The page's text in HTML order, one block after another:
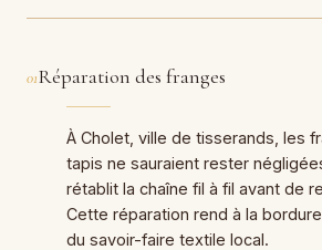
01Réparation des franges
À Cholet, ville de tisserands, les
tapis ne sauraient rester
rétablit la chaîne fil à fil avant de
Cette réparation rend à la
du savoir-faire textile local.